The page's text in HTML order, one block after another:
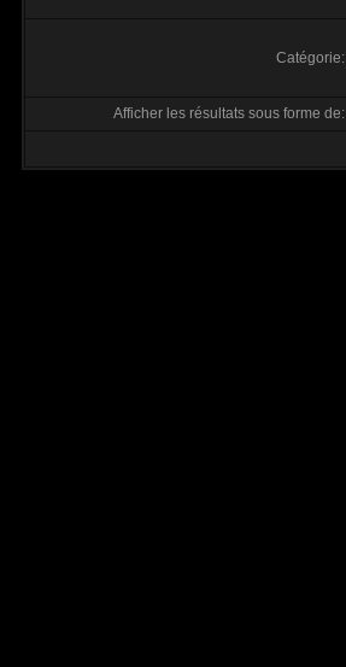
Catégorie:
Afficher les résultats sous forme de: